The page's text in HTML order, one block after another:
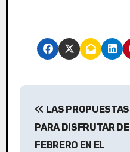
N
LAS PROPUESTAS
PARA DISFRUTAR DE
FEBRERO EN EL